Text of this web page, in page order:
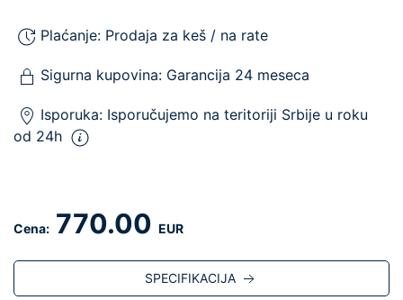
Plaćanje: Prodaja za keš / na rate
Sigurna kupovina: Garancija 24 meseca
Isporuka: Isporučujemo na teritoriji Srbije u roku
od 24h
Cena: 770.00 EUR
SPECIFIKACIJA